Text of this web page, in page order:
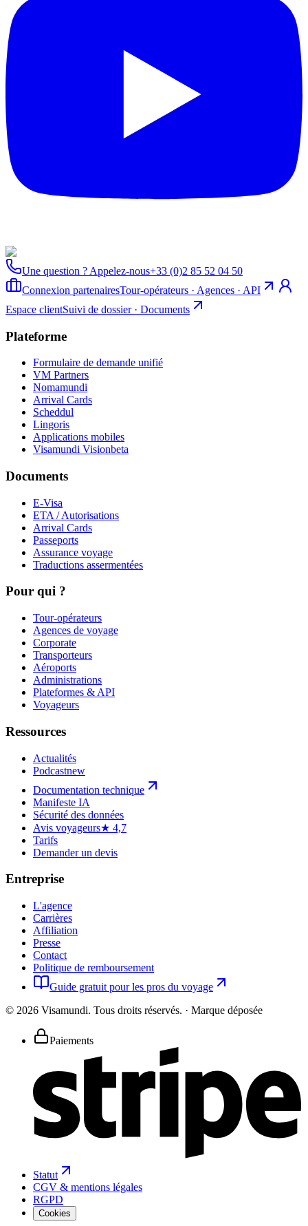
Une question ? Appelez-nous+33 (0)2 85 52 04 50
Connexion partenairesTour-opérateurs · Agences · API
Espace clientSuivi de dossier · Documents
Plateforme
Formulaire de demande unifié
VM Partners
Nomamundi
Arrival Cards
Scheddul
Lingoris
Applications mobiles
Visamundi Visionbeta
Documents
E-Visa
ETA / Autorisations
Arrival Cards
Passeports
Assurance voyage
Traductions assermentées
Pour qui ?
Tour-opérateurs
Agences de voyage
Corporate
Transporteurs
Aéroports
Administrations
Plateformes & API
Voyageurs
Ressources
Actualités
Podcastnew
Documentation technique
Manifeste IA
Sécurité des données
Avis voyageurs★ 4,7
Tarifs
Demander un devis
Entreprise
L'agence
Carrières
Affiliation
Presse
Contact
Politique de remboursement
Guide gratuit pour les pros du voyage
© 2026 Visamundi. Tous droits réservés. · Marque déposée
Paiements
Statut
CGV & mentions légales
RGPD
Cookies